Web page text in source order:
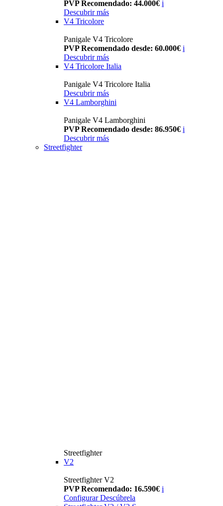
PVP Recomendado: 44.000€ i
Descubrir más
V4 Tricolore
Panigale V4 Tricolore
PVP Recomendado desde: 60.000€ i
Descubrir más
V4 Tricolore Italia
Panigale V4 Tricolore Italia
Descubrir más
V4 Lamborghini
Panigale V4 Lamborghini
PVP Recomendado desde: 86.950€ i
Descubrir más
Streetfighter
Streetfighter
V2
Streetfighter V2
PVP Recomendado: 16.590€ i
Configurar Descúbrela